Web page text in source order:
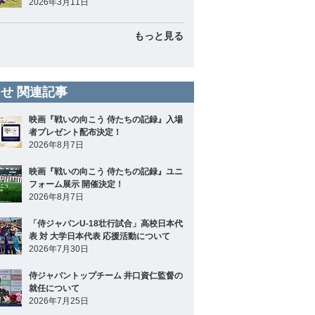
2026年3月11日
もっと見る
関連記事
映画『戦いの向こう 侍たちの記録』入場
者プレゼント配布決定！
2026年8月7日
映画『戦いの向こう 侍たちの記録』ユニ
フォーム展示 開催決定！
2026年8月7日
「侍ジャパンU-18壮行試合」高校日本代
表 対 大学日本代表 応援活動について
2026年7月30日
侍ジャパントップチーム 井口資仁監督の
就任について
2026年7月25日